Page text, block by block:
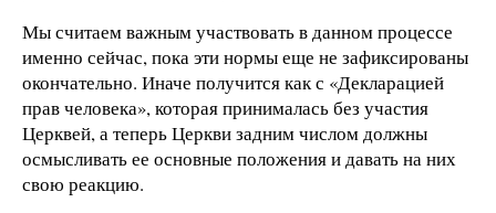
Мы считаем важным участвовать в данном процессе
именно сейчас, пока эти нормы еще не зафиксированы
окончательно. Иначе получится как с «Декларацией
прав человека», которая принималась без участия
Церквей, а теперь Церкви задним числом должны
осмысливать ее основные положения и давать на них
свою реакцию.